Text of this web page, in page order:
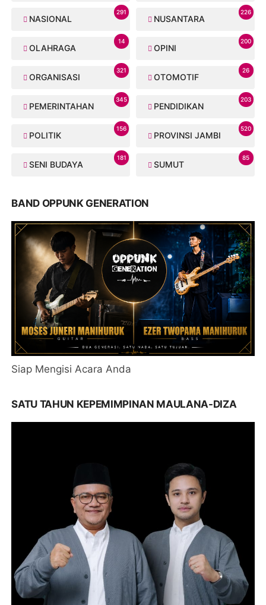
NASIONAL
291
NUSANTARA
226
OLAHRAGA
14
OPINI
200
ORGANISASI
321
OTOMOTIF
26
PEMERINTAHAN
345
PENDIDIKAN
203
POLITIK
156
PROVINSI JAMBI
520
SENI BUDAYA
181
SUMUT
85
BAND OPPUNK GENERATION
Siap Mengisi Acara Anda
SATU TAHUN KEPEMIMPINAN MAULANA-DIZA